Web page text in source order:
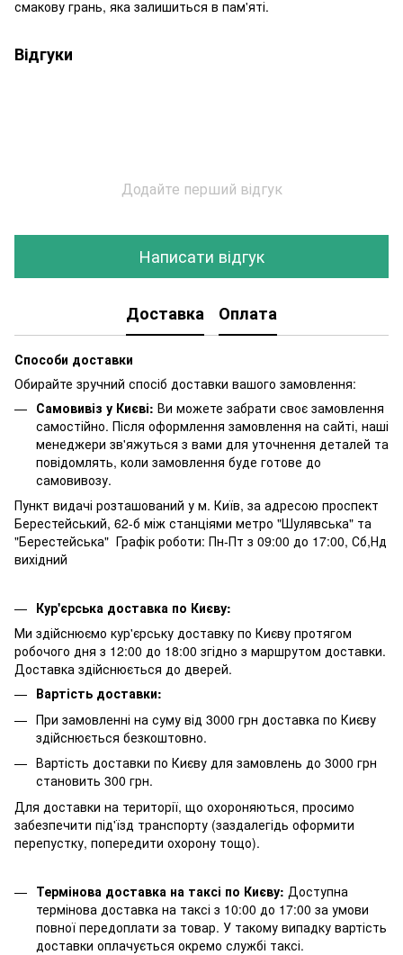
смакову грань, яка залишиться в пам'яті.
Відгуки
Додайте перший відгук
Написати відгук
Доставка Оплата
Способи доставки
Обирайте зручний спосіб доставки вашого замовлення:
Самовивіз у Києві: Ви можете забрати своє замовлення
самостійно. Після оформлення замовлення на сайті, наші
менеджери зв'яжуться з вами для уточнення деталей та
повідомлять, коли замовлення буде готове до
самовивозу.
Пункт видачі розташований у м. Київ, за адресою проспект
Берестейський, 62-б між станціями метро "Шулявська" та
"Берестейська" Графік роботи: Пн-Пт з 09:00 до 17:00, Сб,Нд
вихідний
Кур'єрська доставка по Києву:
Ми здійснюємо кур'єрську доставку по Києву протягом
робочого дня з 12:00 до 18:00 згідно з маршрутом доставки.
Доставка здійснюється до дверей.
Вартість доставки:
При замовленні на суму від 3000 грн доставка по Києву
здійснюється безкоштовно.
Вартість доставки по Києву для замовлень до 3000 грн
становить 300 грн.
Для доставки на території, що охороняються, просимо
забезпечити під'їзд транспорту (заздалегідь оформити
перепустку, попередити охорону тощо).
Термінова доставка на таксі по Києву: Доступна
термінова доставка на таксі з 10:00 до 17:00 за умови
повної передоплати за товар. У такому випадку вартість
доставки оплачується окремо службі таксі.